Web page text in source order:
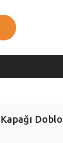
Doblo